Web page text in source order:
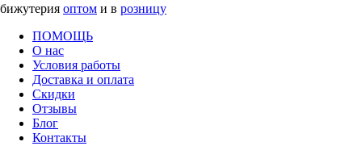
бижутерия оптом и в розницу
ПОМОЩЬ
О нас
Условия работы
Доставка и оплата
Скидки
Отзывы
Блог
Контакты